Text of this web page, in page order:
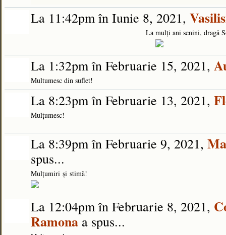
La 11:42pm în Iunie 8, 2021,
La mulți ani senini, dragă
La 1:32pm în Februarie 15, 2021,
Multumesc din suflet!
La 8:23pm în Februarie 13, 2021,
Mulțumesc!
La 8:39pm în Februarie 9, 2021,
spus...
Mulțumiri și stimă!
La 12:04pm în Februarie 8, 2021,
Ramona a spus...